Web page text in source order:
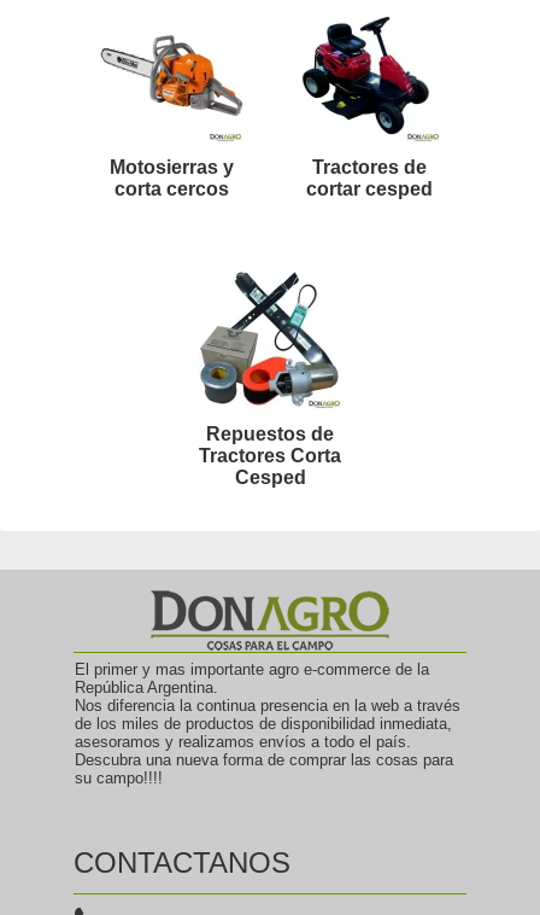
Motosierras y
corta cercos
Tractores de
cortar cesped
Repuestos de
Tractores Corta
Cesped
El primer y mas importante agro e-commerce de la
República Argentina.
Nos diferencia la continua presencia en la web a través
de los miles de productos de disponibilidad inmediata,
asesoramos y realizamos envíos a todo el país.
Descubra una nueva forma de comprar las cosas para
su campo!!!!
CONTACTANOS